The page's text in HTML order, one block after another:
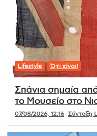
Lifestyle Ό,τι είναι!
Σπάνια σημαία
το Μουσείο στο
07/08/2026, 12:16 Σύνταξη